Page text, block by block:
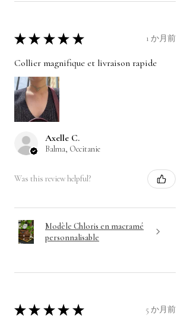
★★ ★★ ★ 1 か月前
Collier magnifique et livraison rapide
Axelle C.
Balma, Occitanie
Was this review helpful?
Modèle Chloris en macramé
personnalisable
★★ ★★ ★ 5 か月前